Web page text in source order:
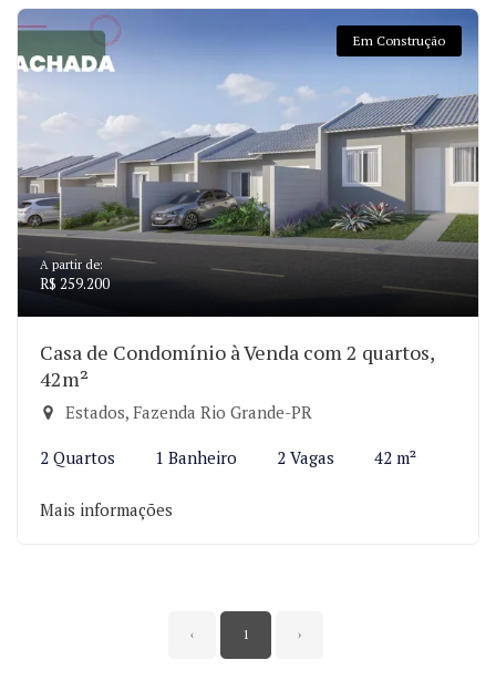
Em Construção
A partir de:
R$ 259.200
Casa de Condomínio à Venda com 2 quartos,
42m²
Estados, Fazenda Rio Grande-PR
2 Quartos 1 Banheiro 2 Vagas 42 m²
Mais informações
‹ 1 ›